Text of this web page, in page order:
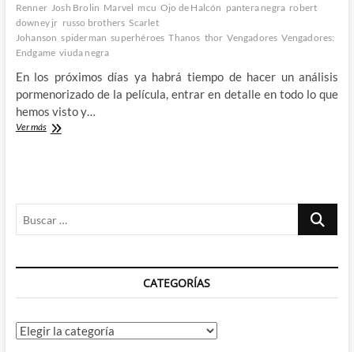
Renner Josh Brolin Marvel mcu Ojo de Halcón pantera negra robert
downey jr russo brothers Scarlet
Johanson spiderman superhéroes Thanos thor Vengadores Vengadores:
Endgame viuda negra
En los próximos días ya habrá tiempo de hacer un análisis
pormenorizado de la película, entrar en detalle en todo lo que
hemos visto y…
Ver másAvengers:
mas
década
ha
muchísimo
la
Buscar
CATEGORÍAS
Categorías